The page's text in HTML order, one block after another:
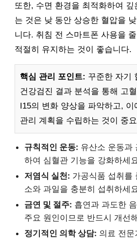
또한, 수면 환경을 최적화하여
는 것은 낮 동안 상승한 혈압을
니다. 취침 전 스마트폰 사용을
적절히 유지하는 것이 좋습니다.
핵심 관리 포인트: 꾸준한 자기
건강검진 결과 분석을 통해 고
I15의 변화 양상을 파악하고,
관리 계획을 수립하는 것이 중
규칙적인 운동: 유산소 운동과
하여 심혈관 기능을 강화하세
저염식 실천: 가공식품 섭취를
소와 과일을 충분히 섭취하세
금연 및 절주: 흡연과 과도한
주요 원인이므로 반드시 개선
정기적인 의학 상담: 의료 전